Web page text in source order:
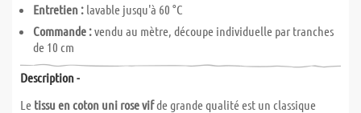
Entretien : lavable jusqu'à 60 °C
Commande :vendu au mètre, découpe individuelle par tranches
de 10 cm
Description -
Le tissu en coton uni rose vifde grande qualité est un classique